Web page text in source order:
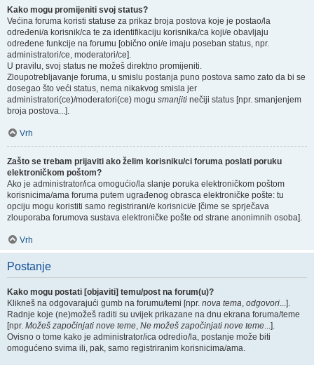
Kako mogu promijeniti svoj status?
Većina foruma koristi statuse za prikaz broja postova koje je postao/la
određeni/a korisnik/ca te za identifikaciju korisnika/ca koji/e obavljaju
određene funkcije na forumu [obično oni/e imaju poseban status, npr.
administratori/ce, moderatori/ce].
U pravilu, svoj status ne možeš direktno promijeniti.
Zloupotrebljavanje foruma, u smislu postanja puno postova samo zato da bi se
dosegao što veći status, nema nikakvog smisla jer
administratori(ce)/moderatori(ce) mogu smanjiti nečiji status [npr. smanjenjem
broja postova...].
Vrh
Zašto se trebam prijaviti ako želim korisniku/ci foruma poslati poruku
elektroničkom poštom?
Ako je administrator/ica omogućio/la slanje poruka elektroničkom poštom
korisnicima/ama foruma putem ugrađenog obrasca elektroničke pošte: tu
opciju mogu koristiti samo registrirani/e korisnici/e [čime se sprječava
zlouporaba forumova sustava elektroničke pošte od strane anonimnih osoba].
Vrh
Postanje
Kako mogu postati [objaviti] temu/post na forum(u)?
Klikneš na odgovarajući gumb na forumu/temi [npr. nova tema, odgovori...].
Radnje koje (ne)možeš raditi su uvijek prikazane na dnu ekrana foruma/teme
[npr. Možeš započinjati nove teme, Ne možeš započinjati nove teme...].
Ovisno o tome kako je administrator/ica odredio/la, postanje može biti
omogućeno svima ili, pak, samo registriranim korisnicima/ama.